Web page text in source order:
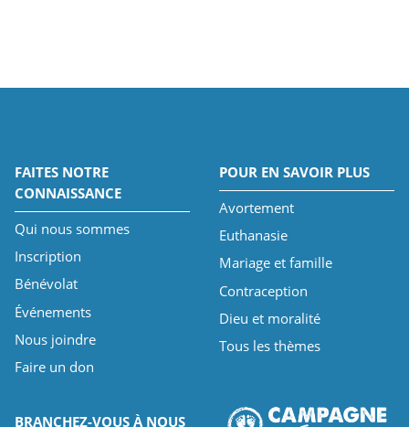
FAITES NOTRE
CONNAISSANCE
Qui nous sommes
Inscription
Bénévolat
Événements
Nous joindre
Faire un don
POUR EN SAVOIR PLUS
Avortement
Euthanasie
Mariage et famille
Contraception
Dieu et moralité
Tous les thèmes
BRANCHEZ-VOUS À NOUS